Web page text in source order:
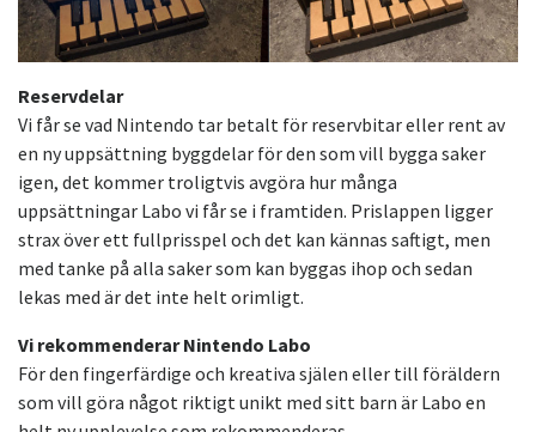
Reservdelar
Vi får se vad Nintendo tar betalt för reservbitar eller rent av
en ny uppsättning byggdelar för den som vill bygga saker
igen, det kommer troligtvis avgöra hur många
uppsättningar Labo vi får se i framtiden. Prislappen ligger
strax över ett fullprisspel och det kan kännas saftigt, men
med tanke på alla saker som kan byggas ihop och sedan
lekas med är det inte helt orimligt.
Vi rekommenderar Nintendo Labo
För den fingerfärdige och kreativa själen eller till föräldern
som vill göra något riktigt unikt med sitt barn är Labo en